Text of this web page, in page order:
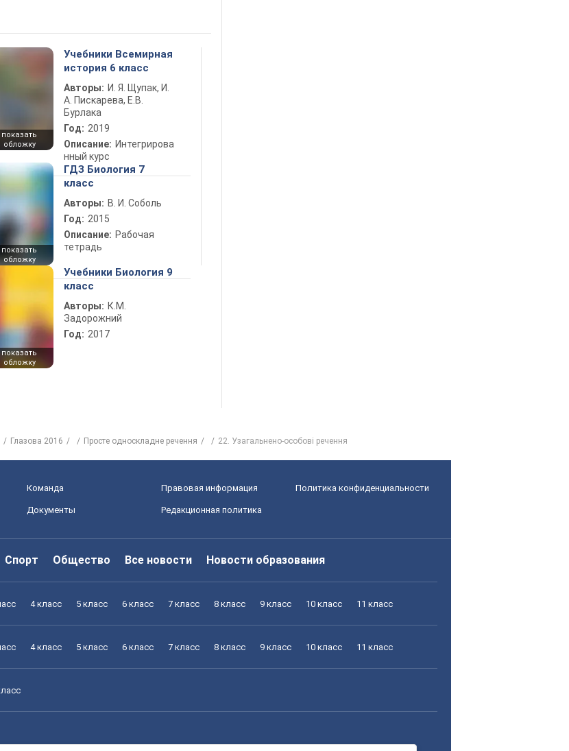
показать
обложку
Учебники Всемирная
история 6 класс
Авторы: И. Я. Щупак, И.
А. Пискарева, Е.В.
Бурлака
Год: 2019
Описание: Интегрирова
нный курс
показать
обложку
ГДЗ Биология 7
класс
Авторы: В. И. Соболь
Год: 2015
Описание: Рабочая
тетрадь
показать
обложку
Учебники Биология 9
класс
Авторы: К.М.
Задорожний
Год: 2017
Глазова 2016 Просте односкладне речення 22. Узагальнено-особові речення
Команда Правовая информация Политика конфиденциальности
Документы Редакционная политика
Спорт Общество Все новости Новости образования
4 класс 5 класс 6 класс 7 класс 8 класс 9 класс 10 класс 11 класс
4 класс 5 класс 6 класс 7 класс 8 класс 9 класс 10 класс 11 класс